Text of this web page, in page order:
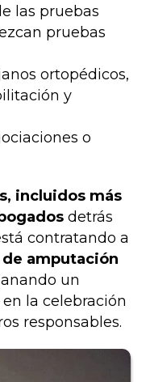
las pruebas
pruebas
ortopédicos,
y
o
incluidos más
detrás
contratando a
amputación
un
la celebración
responsables.